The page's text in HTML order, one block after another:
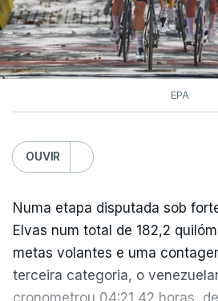
EPA
OUVIR
Numa etapa disputada sob
Elvas num total de 182,2
metas volantes e uma
terceira categoria, o
cronometrou 04:21,42 horas,